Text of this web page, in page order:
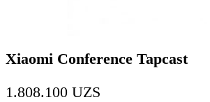
Xiaomi Conference Tapcast
1.808.100 UZS